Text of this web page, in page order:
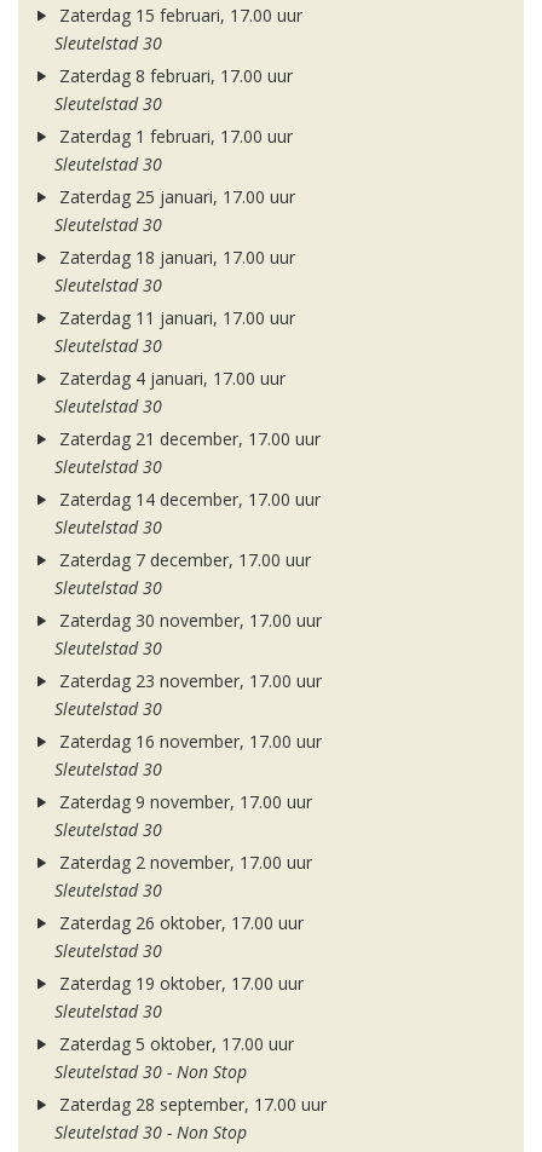
Zaterdag 15 februari, 17.00 uur
Sleutelstad 30
Zaterdag 8 februari, 17.00 uur
Sleutelstad 30
Zaterdag 1 februari, 17.00 uur
Sleutelstad 30
Zaterdag 25 januari, 17.00 uur
Sleutelstad 30
Zaterdag 18 januari, 17.00 uur
Sleutelstad 30
Zaterdag 11 januari, 17.00 uur
Sleutelstad 30
Zaterdag 4 januari, 17.00 uur
Sleutelstad 30
Zaterdag 21 december, 17.00 uur
Sleutelstad 30
Zaterdag 14 december, 17.00 uur
Sleutelstad 30
Zaterdag 7 december, 17.00 uur
Sleutelstad 30
Zaterdag 30 november, 17.00 uur
Sleutelstad 30
Zaterdag 23 november, 17.00 uur
Sleutelstad 30
Zaterdag 16 november, 17.00 uur
Sleutelstad 30
Zaterdag 9 november, 17.00 uur
Sleutelstad 30
Zaterdag 2 november, 17.00 uur
Sleutelstad 30
Zaterdag 26 oktober, 17.00 uur
Sleutelstad 30
Zaterdag 19 oktober, 17.00 uur
Sleutelstad 30
Zaterdag 5 oktober, 17.00 uur
Sleutelstad 30 - Non Stop
Zaterdag 28 september, 17.00 uur
Sleutelstad 30 - Non Stop